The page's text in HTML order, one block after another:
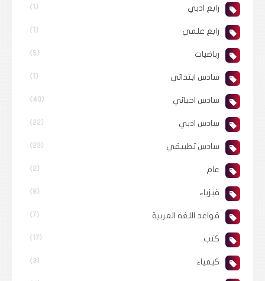
رابع ادبي (1)
رابع علمي (1)
رياضيات (5)
سادس ابتدائي (1)
سادس احيائي (40)
سادس ادبي (22)
سادس تطبيقي (23)
عام (2)
فيزياء (8)
قواعد اللغة العربية (7)
كتب (17)
كيمياء (3)